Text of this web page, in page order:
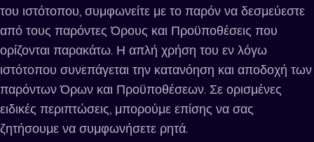
του ιστότοπου, συμφωνείτε με το παρόν να δεσμεύεστε
από τους παρόντες Όρους και Προϋποθέσεις που
ορίζονται παρακάτω. Η απλή χρήση του εν λόγω
ιστότοπου συνεπάγεται την κατανόηση και αποδοχή των
παρόντων Όρων και Προϋποθέσεων. Σε ορισμένες
ειδικές περιπτώσεις, μπορούμε επίσης να σας
ζητήσουμε να συμφωνήσετε ρητά.